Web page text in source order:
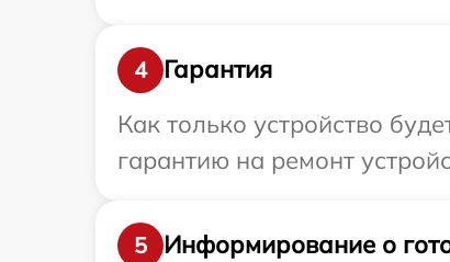
4
Гарантия
Как только устройство
гарантию на ремонт
5
Информирование о